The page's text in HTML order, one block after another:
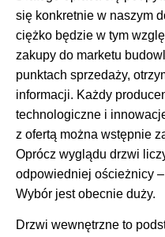
się konkretnie w naszym
ciężko będzie w tym
zakupy do marketu
punktach sprzedaży,
informacji. Każdy
technologiczne i
z ofertą można wstępnie
Oprócz wyglądu drzwi
odpowiedniej ościeżnicy
Wybór jest obecnie duży.
Drzwi wewnętrzne to